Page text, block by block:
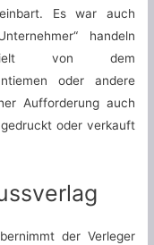
Es war auch
handeln
von dem
oder andere
Aufforderung auch
oder verkauft
der Verleger